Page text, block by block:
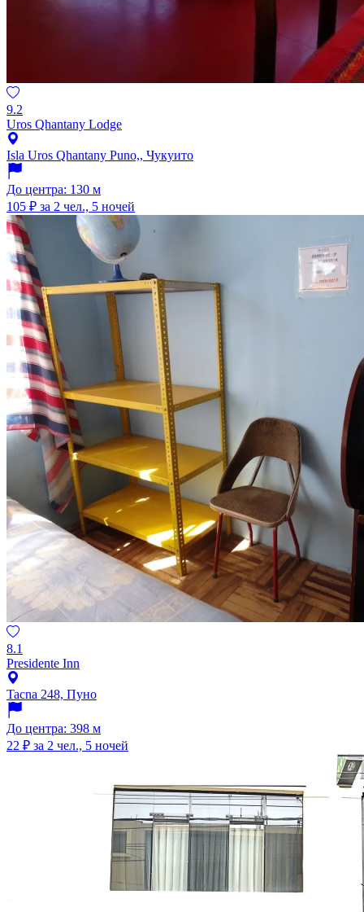
9.2
Uros Qhantany Lodge
Isla Uros Qhantany Puno,, Чукуито
До центра: 130 м
105 ₽ за 2 чел., 5 ночей
8.1
Presidente Inn
Tacna 248, Пуно
До центра: 398 м
22 ₽ за 2 чел., 5 ночей